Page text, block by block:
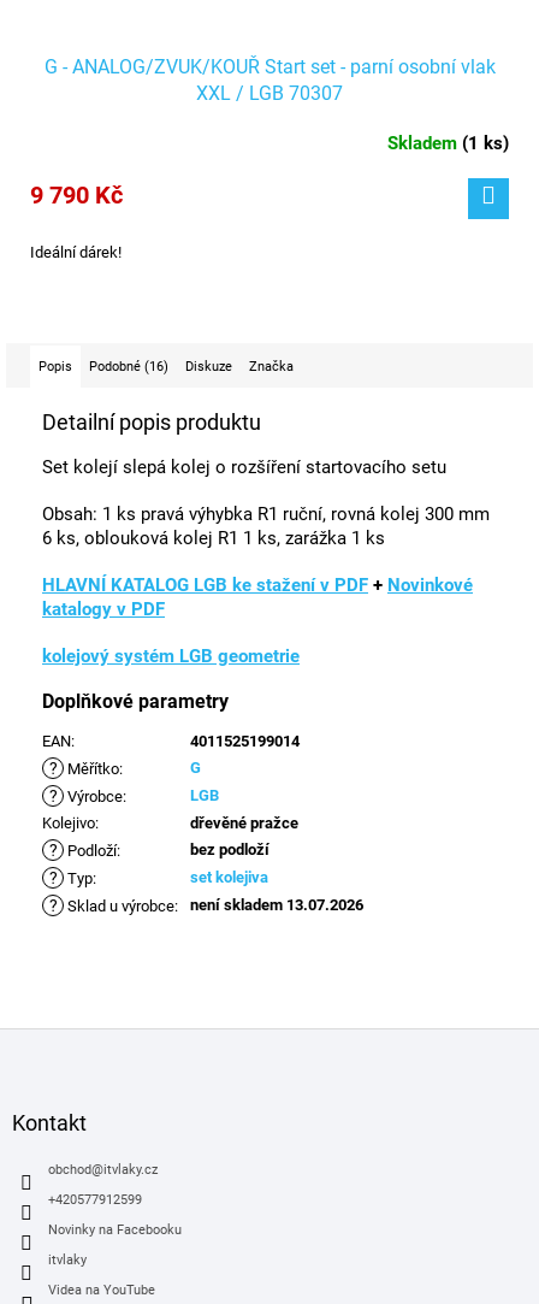
G - ANALOG/ZVUK/KOUŘ Start set - parní osobní vlak
XXL / LGB 70307
Skladem (1 ks)
9 790 Kč
Ideální dárek!
Popis Podobné (16) Diskuze Značka
Detailní popis produktu
Set kolejí slepá kolej o rozšíření startovacího setu
Obsah: 1 ks pravá výhybka R1 ruční, rovná kolej 300 mm
6 ks, oblouková kolej R1 1 ks, zarážka 1 ks
HLAVNÍ KATALOG LGB ke stažení v PDF + Novinkové
katalogy v PDF
kolejový systém LGB geometrie
Doplňkové parametry
EAN: 4011525199014
? Měřítko: G
? Výrobce:
LGB
Kolejivo: dřevěné pražce
? Podloží: bez podloží
? Typ: set kolejiva
? Sklad u výrobce: není skladem 13.07.2026
Kontakt
obchod@itvlaky.cz
+420577912599
Novinky na Facebooku
itvlaky
Videa na YouTube